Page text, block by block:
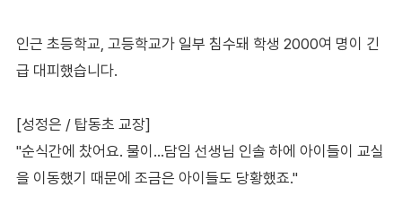
인근 초등학교, 고등학교가 일부 침수돼 학생 2000여 명이 긴
급 대피했습니다.
[성정은 / 탑동초 교장]
"순식간에 찼어요. 물이…담임 선생님 인솔 하에 아이들이 교실
을 이동했기 때문에 조금은 아이들도 당황했죠."